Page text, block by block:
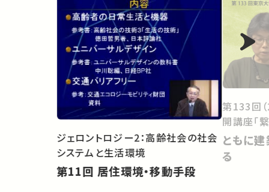
ジェロントロジー2：高齢社会の社会
システムと生活環境
第11回 居住環境・移動手段
第133回
開講座「
ともに
る